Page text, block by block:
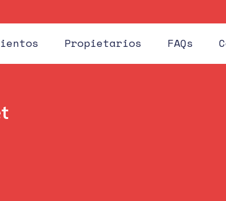
Propietarios FAQs